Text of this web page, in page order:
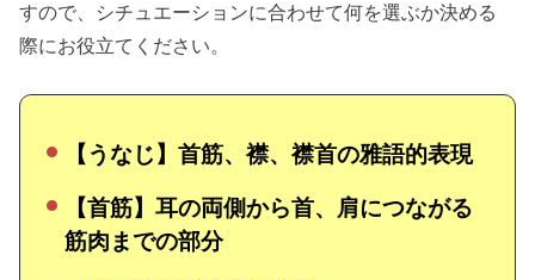
すので、シチュエーションに合わせて何を選ぶか決める
際にお役立てください。
【うなじ】首筋、襟、襟首の雅語的表現
【首筋】耳の両側から首、肩につながる
筋肉までの部分